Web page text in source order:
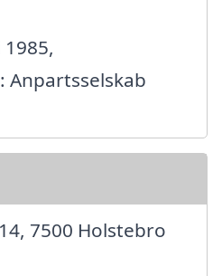
Anpartsselskab
7500 Holstebro